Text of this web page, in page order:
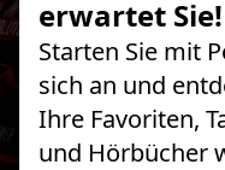
erwartet
Starten Sie mit
sich an und
Ihre Favoriten,
und Hörbücher